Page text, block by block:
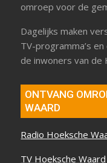
omroep voor de
Dagelijks maken
TV-programma’s
de inwoners van de
ONTVANG
WAARD
Radio Hoeksche
TV Hoeksche Waard